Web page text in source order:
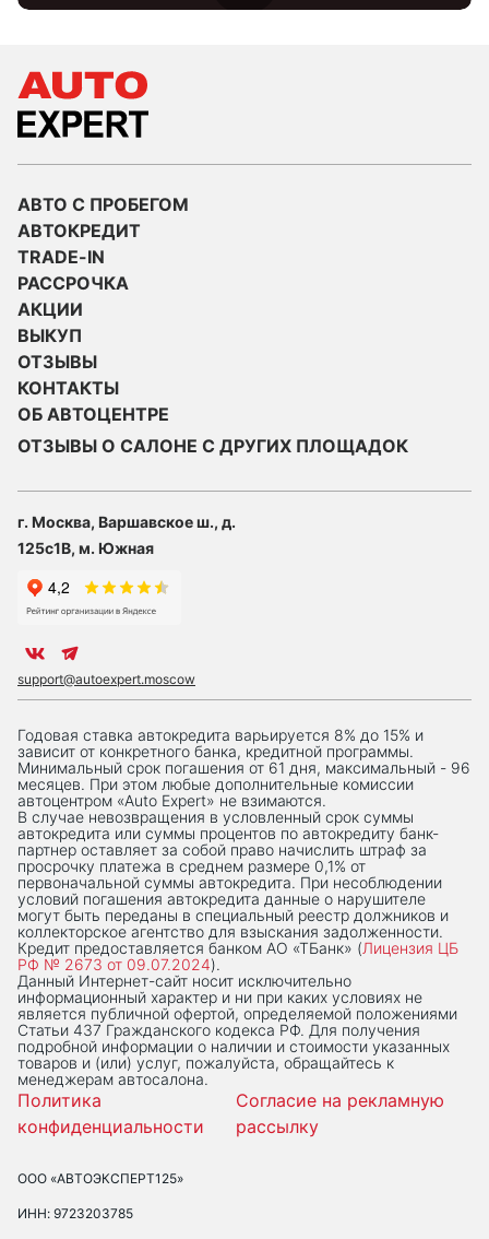
АВТО С ПРОБЕГОМ
АВТОКРЕДИТ
TRADE-IN
РАССРОЧКА
АКЦИИ
ВЫКУП
ОТЗЫВЫ
КОНТАКТЫ
ОБ АВТОЦЕНТРЕ
ОТЗЫВЫ О САЛОНЕ С ДРУГИХ ПЛОЩАДОК
г. Москва, Варшавское ш., д.
125с1В, м. Южная
support@autoexpert.moscow
Годовая ставка автокредита варьируется 8% до 15% и
зависит от конкретного банка, кредитной программы.
Минимальный срок погашения от 61 дня, максимальный - 96
месяцев. При этом любые дополнительные комиссии
автоцентром «Auto Expert» не взимаются.
В случае невозвращения в условленный срок суммы
автокредита или суммы процентов по автокредиту банк-
партнер оставляет за собой право начислить штраф за
просрочку платежа в среднем размере 0,1% от
первоначальной суммы автокредита. При несоблюдении
условий погашения автокредита данные о нарушителе
могут быть переданы в специальный реестр должников и
коллекторское агентство для взыскания задолженности.
Кредит предоставляется банком АО «ТБанк» (Лицензия ЦБ
РФ № 2673 от 09.07.2024).
Данный Интернет-сaйт носит исключительно
информационный характер и ни при каких условиях не
является публичной офертой, определяемой положениями
Статьи 437 Гражданского кодекса РФ. Для получения
подробной информации о наличии и стоимости указанных
товаров и (или) услуг, пожалуйста, обращайтесь к
менеджерам автосалона.
Политика
конфиденциальности
Согласие на рекламную
рассылку
ООО «АВТОЭКСПЕРТ125»
ИНН: 9723203785